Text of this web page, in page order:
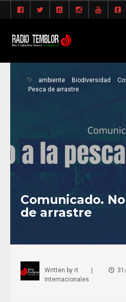
ambiente Biodiversidad
Pesca de arrastre
Comunicado.
de arrastre
Written by rt |
Internacionales